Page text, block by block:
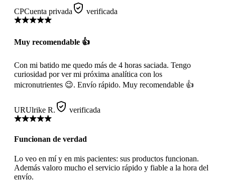
CPCuenta privada verificada
Muy recomendable 👍
Con mi batido me quedo más de 4 horas saciada. Tengo
curiosidad por ver mi próxima analítica con los
micronutrientes 😉. Envío rápido. Muy recomendable 👍
URUlrike R. verificada
Funcionan de verdad
Lo veo en mí y en mis pacientes: sus productos funcionan.
Además valoro mucho el servicio rápido y fiable a la hora del
envío.